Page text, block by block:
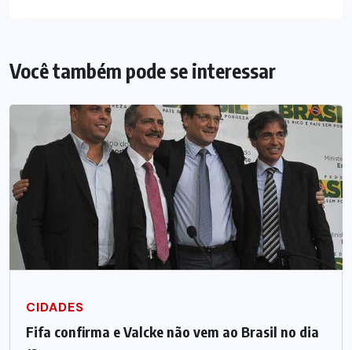
Você também pode se interessar
CIDADES
Fifa confirma e Valcke não vem ao Brasil no dia